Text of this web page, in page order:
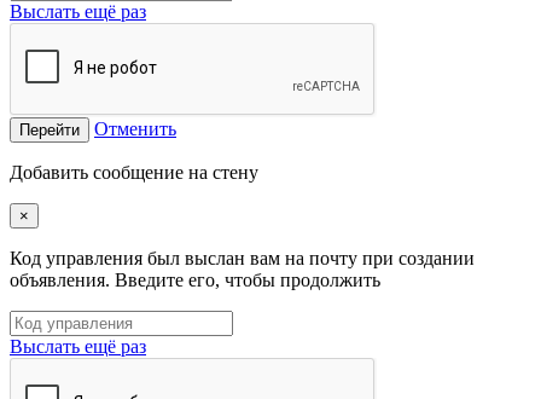
Выслать ещё раз
Перейти Отменить
Добавить сообщение на стену
×
Код управления был выслан вам на почту при создании
объявления. Введите его, чтобы продолжить
Выслать ещё раз